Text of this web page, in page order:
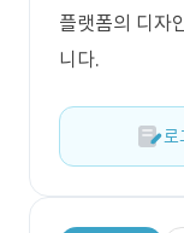
플랫폼의 디자
니다.
로